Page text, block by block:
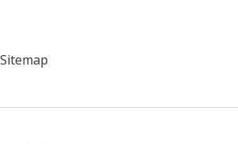
Sitemap